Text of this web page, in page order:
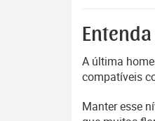
A última
compatíveis
Manter esse